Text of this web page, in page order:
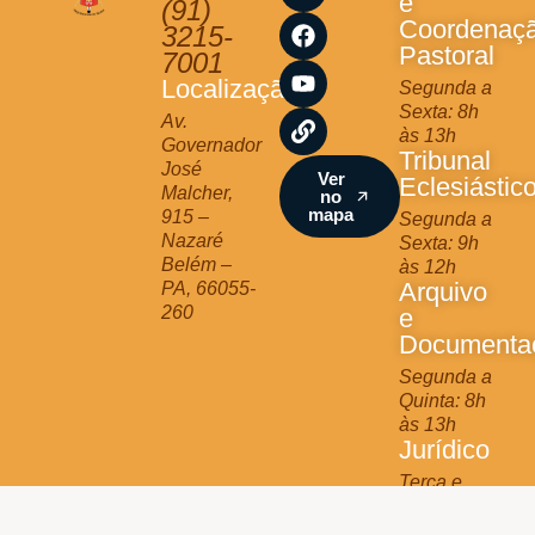
(91)
3215-
7001
Localização
Av.
Governador
José
Malcher,
915 –
Nazaré
Belém –
PA, 66055-
260
s
t
a
g
r
a
m
c
e
b
o
o
k
u
t
u
b
e
n
k
Ver
no
mapa
Pastoral
Segunda a
Sexta: 8h
às 13h
Tribunal
Segunda a
Sexta: 9h
às 12h
Arquivo
e
Segunda a
Quinta: 8h
às 13h
Jurídico
Terça e